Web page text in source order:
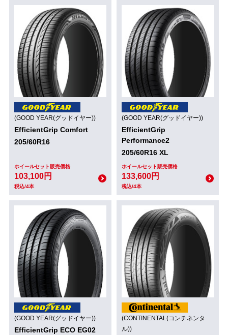
(GOOD YEAR(グッドイヤー))
EfficientGrip Comfort
205/60R16
ホイールセット販売価格
103,100円
税込/4本
(GOOD YEAR(グッドイヤー))
EfficientGrip
Performance2
205/60R16 XL
ホイールセット販売価格
133,600円
税込/4本
(GOOD YEAR(グッドイヤー))
EfficientGrip ECO EG02
(CONTINENTAL(コンチネンタ
ル))